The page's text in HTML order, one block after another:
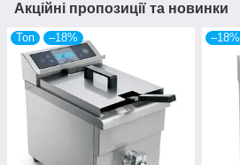
Акційні пропозиції та новинки
Топ –18% –18%